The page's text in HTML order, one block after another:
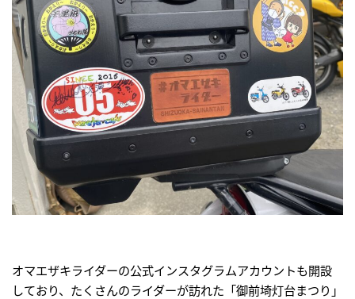
オマエザキライダーの公式インスタグラムアカウントも開設
しており、たくさんのライダーが訪れた「御前埼灯台まつり」